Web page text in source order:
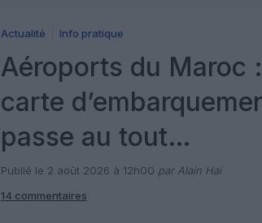
Actualité Info pratique
Aéroports du Maroc
carte
passe au tout
numérique avec Pax
Check
Publié le 2 août 2026 à 12h00 par Alain Hai
14 commentaires